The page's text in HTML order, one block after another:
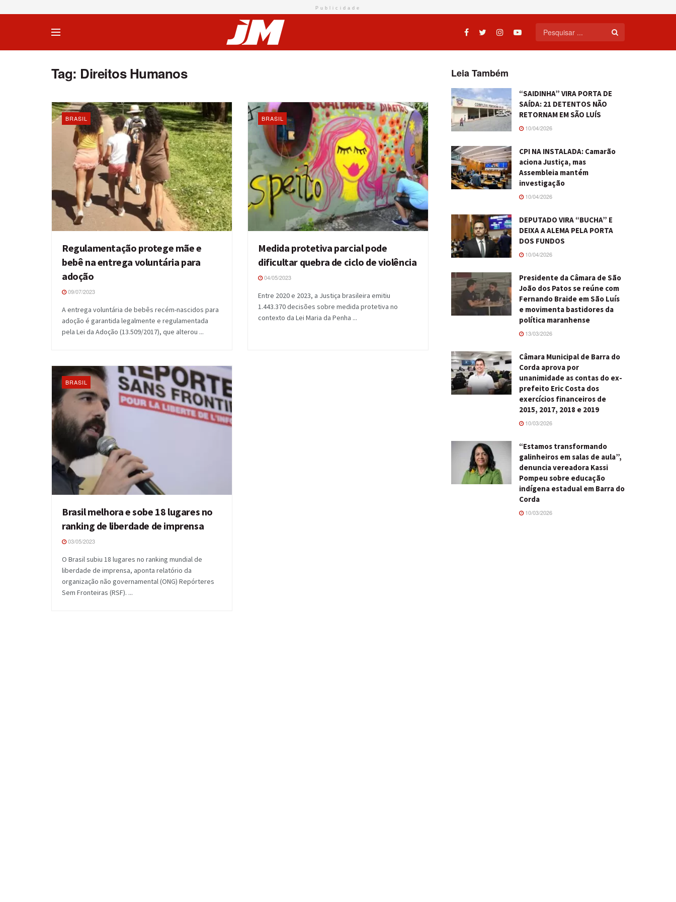
Publicidade
Tag: Direitos Humanos
BRASIL
Regulamentação protege mãe e
bebê na entrega voluntária para
adoção
09/07/2023
A entrega voluntária de bebês recém-nascidos para
adoção é garantida legalmente e regulamentada
pela Lei da Adoção (13.509/2017), que alterou ...
BRASIL
Medida protetiva parcial pode
dificultar quebra de ciclo de violência
04/05/2023
Entre 2020 e 2023, a Justiça brasileira emitiu
1.443.370 decisões sobre medida protetiva no
contexto da Lei Maria da Penha ...
BRASIL
Brasil melhora e sobe 18 lugares no
ranking de liberdade de imprensa
03/05/2023
O Brasil subiu 18 lugares no ranking mundial de
liberdade de imprensa, aponta relatório da
organização não governamental (ONG) Repórteres
Sem Fronteiras (RSF). ...
Leia Também
“SAIDINHA” VIRA PORTA DE
SAÍDA: 21 DETENTOS NÃO
RETORNAM EM SÃO LUÍS
10/04/2026
CPI NA INSTALADA: Camarão
aciona Justiça, mas
Assembleia mantém
investigação
10/04/2026
DEPUTADO VIRA “BUCHA” E
DEIXA A ALEMA PELA PORTA
DOS FUNDOS
10/04/2026
Presidente da Câmara de São
João dos Patos se reúne com
Fernando Braide em São Luís
e movimenta bastidores da
política maranhense
13/03/2026
Câmara Municipal de Barra do
Corda aprova por
unanimidade as contas do ex-
prefeito Eric Costa dos
exercícios financeiros de
2015, 2017, 2018 e 2019
10/03/2026
“Estamos transformando
galinheiros em salas de aula”,
denuncia vereadora Kassi
Pompeu sobre educação
indígena estadual em Barra do
Corda
10/03/2026